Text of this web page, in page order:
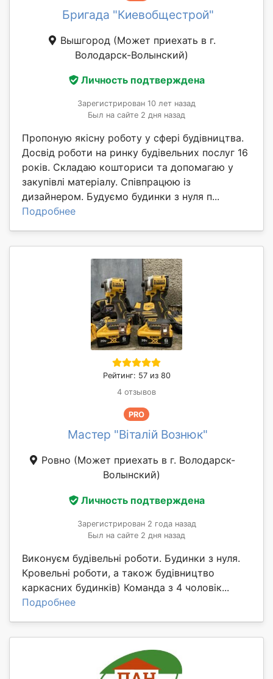
Бригада "Киевобщестрой"
Вышгород (Может приехать в г.
Володарск-Волынский)
Личность подтверждена
Зарегистрирован 10 лет назад
Был на сайте 2 дня назад
Пропоную якісну роботу у сфері будівництва.
Досвід роботи на ринку будівельних послуг 16
років. Складаю кошториси та допомагаю у
закупівлі матеріалу. Співпрацюю із
дизайнером. Будуємо будинки з нуля п...
Подробнее
Рейтинг: 57 из 80
4 отзывов
PRO
Мастер "Віталій Вознюк"
Ровно (Может приехать в г. Володарск-
Волынский)
Личность подтверждена
Зарегистрирован 2 года назад
Был на сайте 2 дня назад
Виконуєм будівельні роботи. Будинки з нуля.
Кровельні роботи, а також будівництво
каркасних будинків) Команда з 4 чоловік...
Подробнее